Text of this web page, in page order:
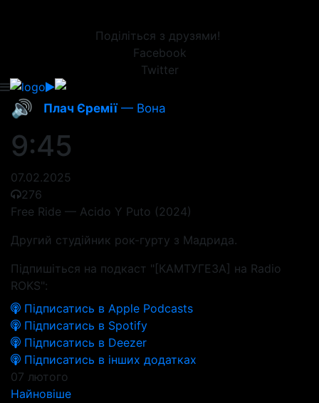
Поділіться з друзями!
Facebook
Twitter
🔊 Плач Єремії— Вона
9:45
07.02.2025
276
Free Ride — Acido Y Puto (2024)
Другий студійник рок-гурту з Мадрида.
Підпишіться на подкаст "[КАМТУГЕЗА] на Radio
ROKS":
Підписатись в Apple Podcasts
Підписатись в Spotify
Підписатись в Deezer
Підписатись в інших додатках
07 лютого
Найновіше